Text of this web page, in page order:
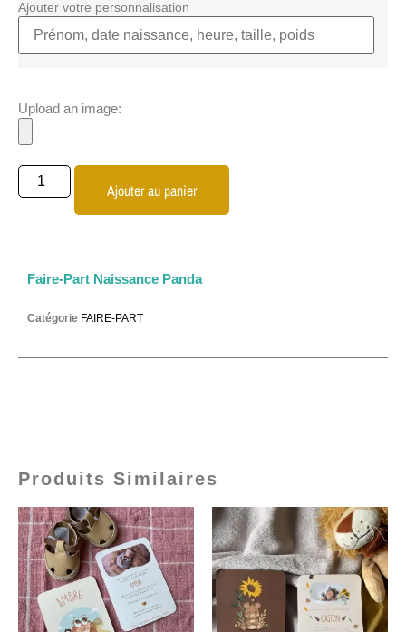
Ajouter votre personnalisation
Upload an image:
Ajouter au panier
Faire-Part Naissance Panda
Catégorie FAIRE-PART
Produits Similaires